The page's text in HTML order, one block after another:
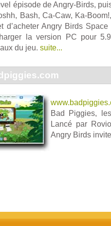
épisode de Angry-Birds,
Bash, Ca-Caw, Ka-
d’acheter Angry Birds
la version PC pour
du jeu. suite...
Bad Piggies,
Lancé par
Angry Birds invite